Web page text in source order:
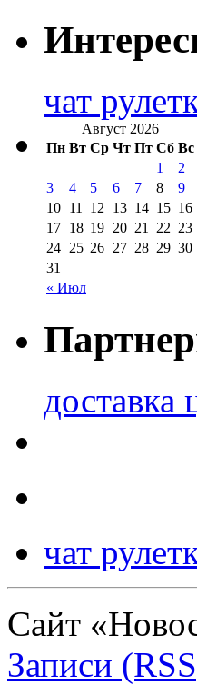
чат
Август 2026
Пн Вт Ср Чт Пт Сб Вс
« Июл
1
2
3
4 5 6 7 8
9
10 11 12 13 14 15 16
17 18 19 20 21 22 23
24 25 26 27 28 29 30
31
доставка
чат
Сайт
Записи